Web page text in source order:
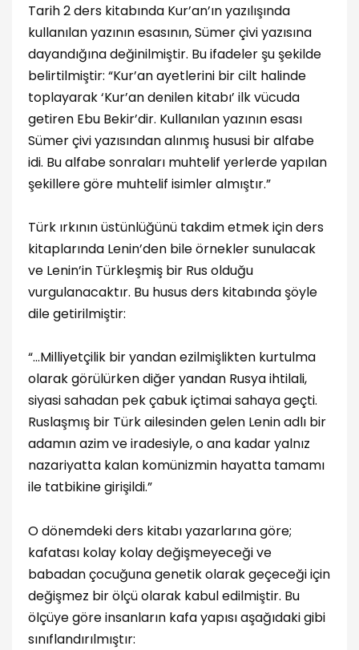
Tarih 2 ders kitabında Kur’an’ın yazılışında
kullanılan yazının esasının, Sümer çivi yazısına
dayandığına değinilmiştir. Bu ifadeler şu şekilde
belirtilmiştir: “Kur’an ayetlerini bir cilt halinde
toplayarak ‘Kur’an denilen kitabı’ ilk vücuda
getiren Ebu Bekir’dir. Kullanılan yazının esası
Sümer çivi yazısından alınmış hususi bir alfabe
idi. Bu alfabe sonraları muhtelif yerlerde yapılan
şekillere göre muhtelif isimler almıştır.”
Türk ırkının üstünlüğünü takdim etmek için ders
kitaplarında Lenin’den bile örnekler sunulacak
ve Lenin’in Türkleşmiş bir Rus olduğu
vurgulanacaktır. Bu husus ders kitabında şöyle
dile getirilmiştir:
“...Milliyetçilik bir yandan ezilmişlikten kurtulma
olarak görülürken diğer yandan Rusya ihtilali,
siyasi sahadan pek çabuk içtimai sahaya geçti.
Ruslaşmış bir Türk ailesinden gelen Lenin adlı bir
adamın azim ve iradesiyle, o ana kadar yalnız
nazariyatta kalan komünizmin hayatta tamamı
ile tatbikine girişildi.”
O dönemdeki ders kitabı yazarlarına göre;
kafatası kolay kolay değişmeyeceği ve
babadan çocuğuna genetik olarak geçeceği için
değişmez bir ölçü olarak kabul edilmiştir. Bu
ölçüye göre insanların kafa yapısı aşağıdaki gibi
sınıflandırılmıştır: